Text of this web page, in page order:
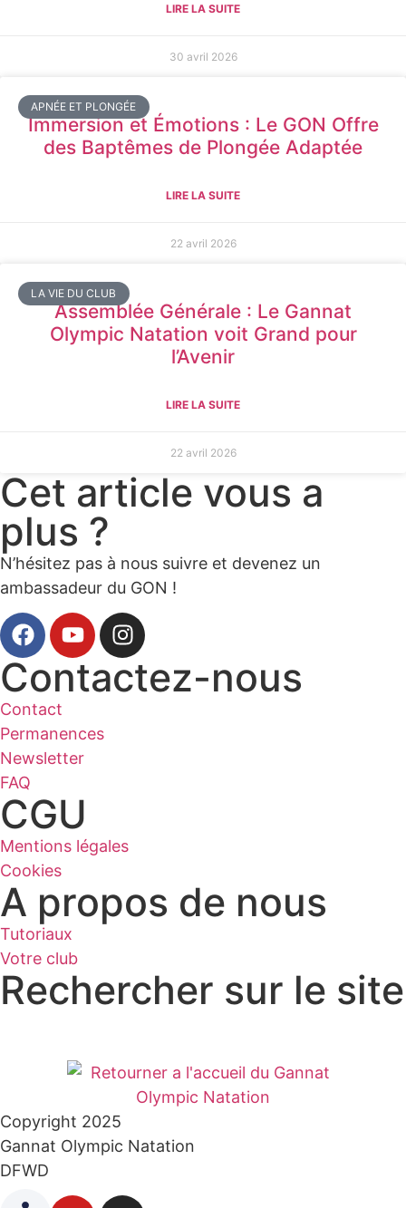
LIRE LA SUITE
30 avril 2026
APNÉE ET PLONGÉE
Immersion et Émotions : Le GON Offre
des Baptêmes de Plongée Adaptée
LIRE LA SUITE
22 avril 2026
LA VIE DU CLUB
Assemblée Générale : Le Gannat
Olympic Natation voit Grand pour
l’Avenir
LIRE LA SUITE
22 avril 2026
Cet article vous a
plus ?
N’hésitez pas à nous suivre et devenez un
ambassadeur du GON !
Contactez-nous
Contact
Permanences
Newsletter
FAQ
CGU
Mentions légales
Cookies
A propos de nous
Tutoriaux
Votre club
Rechercher sur le site
Copyright 2025
Gannat Olympic Natation
DFWD